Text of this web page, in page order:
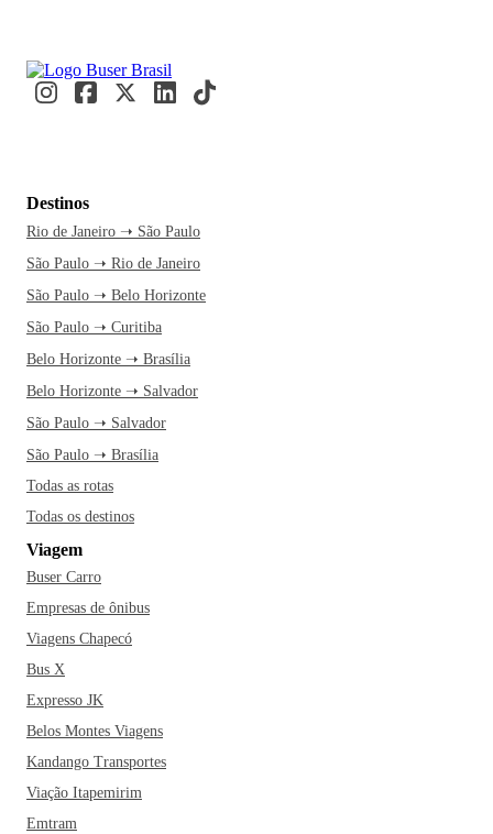
Destinos
Rio de Janeiro ➝ São Paulo
São Paulo ➝ Rio de Janeiro
São Paulo ➝ Belo Horizonte
São Paulo ➝ Curitiba
Belo Horizonte ➝ Brasília
Belo Horizonte ➝ Salvador
São Paulo ➝ Salvador
São Paulo ➝ Brasília
Todas as rotas
Todas os destinos
Viagem
Buser Carro
Empresas de ônibus
Viagens Chapecó
Bus X
Expresso JK
Belos Montes Viagens
Kandango Transportes
Viação Itapemirim
Emtram